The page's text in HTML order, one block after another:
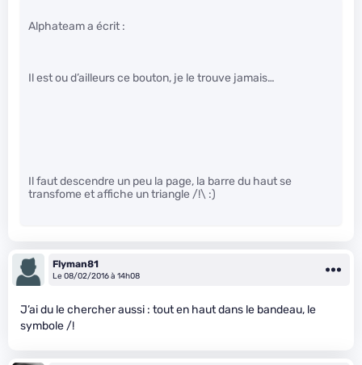
Alphateam a écrit :
Il est ou d’ailleurs ce bouton, je le trouve jamais…
Il faut descendre un peu la page, la barre du haut se
transfome et affiche un triangle /!\ :)
Flyman81
Le 08/02/2016 à 14h08
J’ai du le chercher aussi : tout en haut dans le bandeau, le
symbole /!